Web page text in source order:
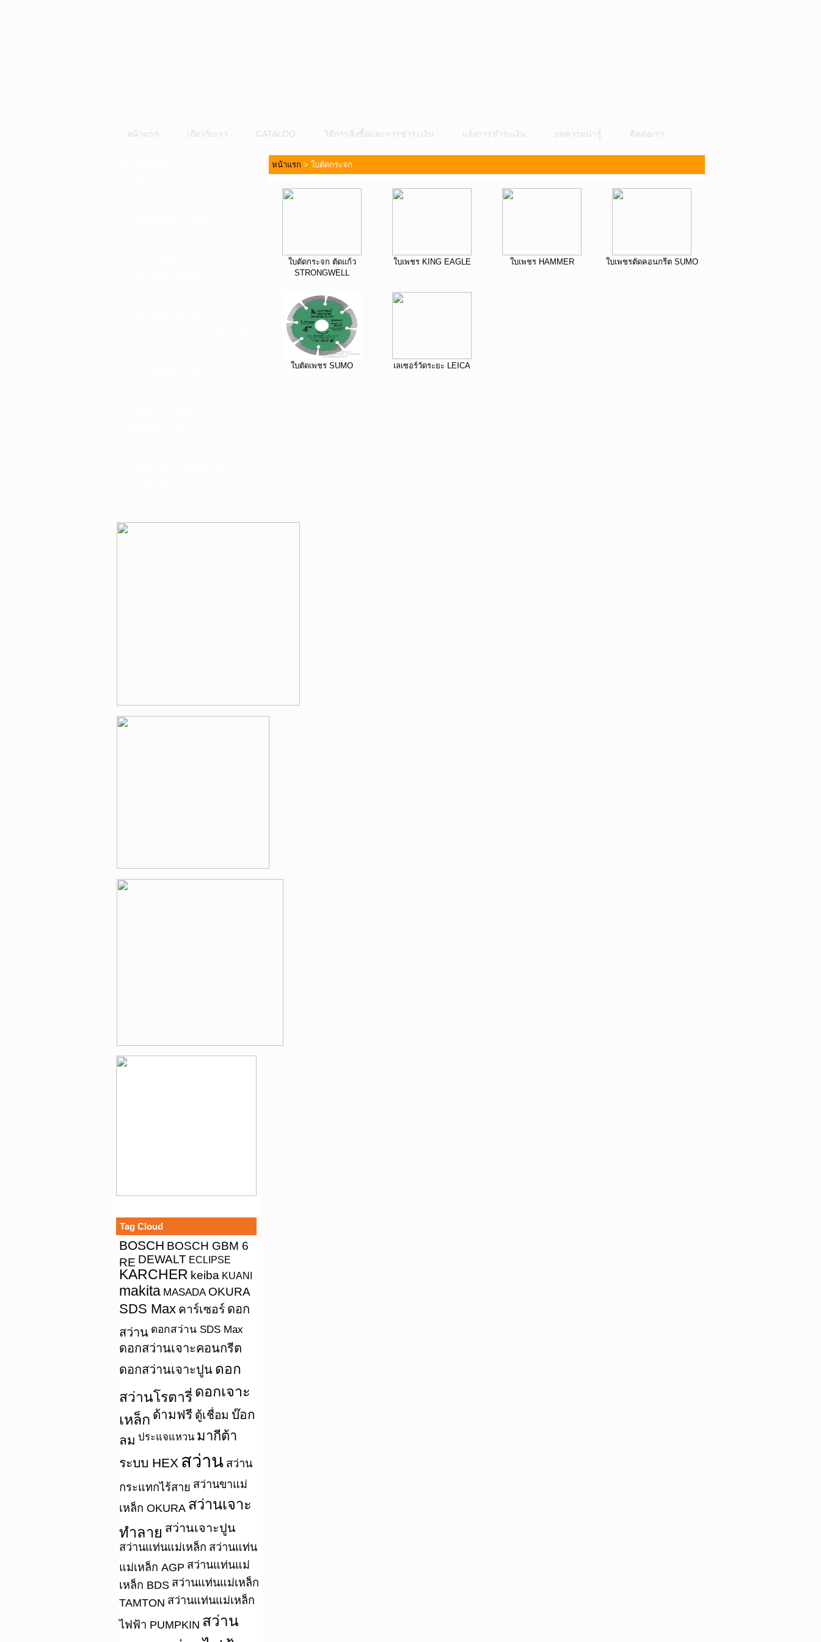
หน้าแรก เกี่ยวกับเรา CATALOG วิธีการสั่งซื้อและการชำระเงิน แจ้งการชำระเงิน บทความน่ารู้ ติดต่อเรา
Tag Cloud
BOSCH BOSCH GBM 6
RE DEWALT ECLIPSE
KARCHER keiba KUANI
makita MASADA OKURA
SDS Max คาร์เซอร์ ดอก
สว่าน ดอกสว่าน SDS Max
ดอกสว่านเจาะคอนกรีต
ดอกสว่านเจาะปูน ดอก
สว่านโรตารี่ ดอกเจาะ
เหล็ก ด้ามฟรี ตู้เชื่อม บ๊อก
ลม ประแจแหวน มากีต้า
ระบบ HEX สว่าน สว่าน
กระแทกไร้สาย สว่านขาแม่
เหล็ก OKURA สว่านเจาะ
ทำลาย สว่านเจาะปูน
สว่านแท่นแม่เหล็ก สว่านแท่น
แม่เหล็ก AGP สว่านแท่นแม่
เหล็ก BDS สว่านแท่นแม่เหล็ก
TAMTON สว่านแท่นแม่เหล็ก
ไฟฟ้า PUMPKIN สว่าน
หน้าแรก > ใบตัดกระจก
ใบตัดกระจก ตัดแก้ว
STRONGWELL
ใบเพชร KING EAGLE ใบเพชร HAMMER ใบเพชรตัดคอนกรีต SUMO
ใบตัดเพชร SUMO เลเซอร์วัดระยะ LEICA